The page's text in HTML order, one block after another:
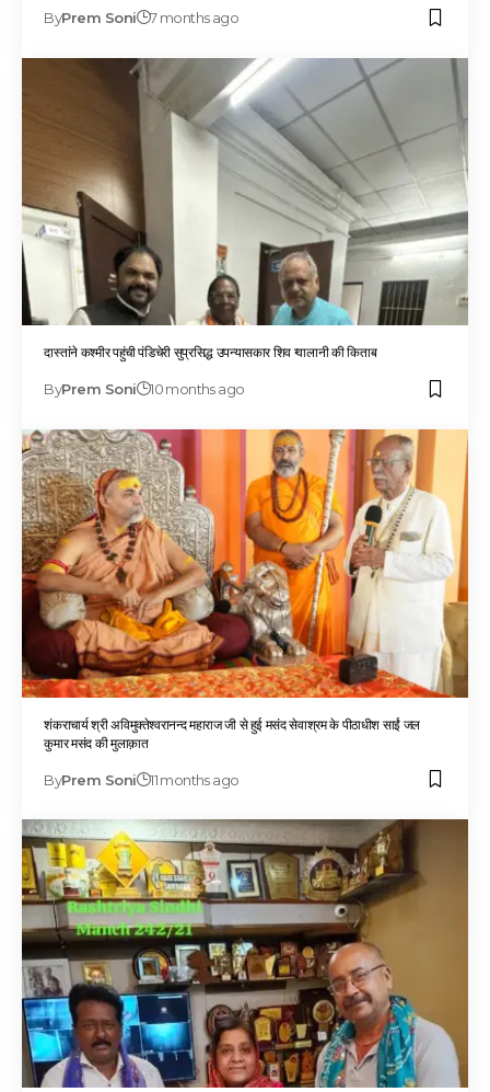
ByPrem Soni 7 months ago
दास्तांने कश्मीर पहुंची पंडिचेरी सुप्रसिद्ध उपन्यासकार शिव ग्वालानी की किताब
ByPrem Soni 10 months ago
शंकराचार्य श्री अविमुक्तेश्वरानन्द महाराज जी से हुई मसंद सेवाश्रम के पीठाधीश साईं जल
कुमार मसंद की मुलाक़ात
ByPrem Soni 11 months ago